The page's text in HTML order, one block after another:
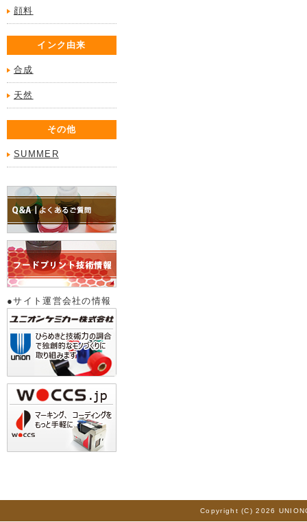
顔料
インク由来
合成
天然
その他
SUMMER
●サイト運営会社の情報
Copyright (C) 2026